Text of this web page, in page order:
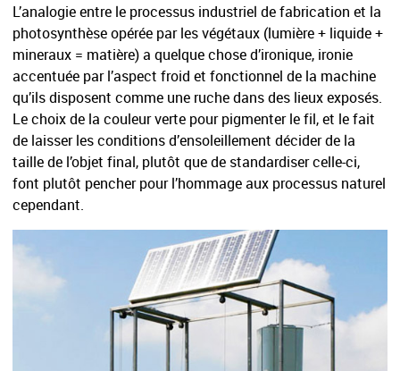
L’analogie entre le processus industriel de fabrication et la
photosynthèse opérée par les végétaux (lumière + liquide +
mineraux = matière) a quelque chose d’ironique, ironie
accentuée par l’aspect froid et fonctionnel de la machine
qu’ils disposent comme une ruche dans des lieux exposés.
Le choix de la couleur verte pour pigmenter le fil, et le fait
de laisser les conditions d’ensoleillement décider de la
taille de l’objet final, plutôt que de standardiser celle-ci,
font plutôt pencher pour l’hommage aux processus naturel
cependant.